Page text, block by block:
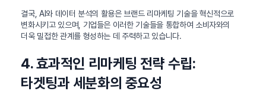
결국, AI와 데이터 분석의 활용은 브랜드 리마케팅 기술을 혁신적으로
변화시키고 있으며, 기업들은 이러한 기술들을 통합하여 소비자와의
더욱 밀접한 관계를 형성하는 데 주력하고 있습니다.
4. 효과적인 리마케팅 전략 수립:
타겟팅과 세분화의 중요성